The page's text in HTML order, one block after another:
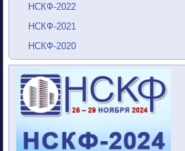
НСКФ-2022
НСКФ-2021
НСКФ-2020